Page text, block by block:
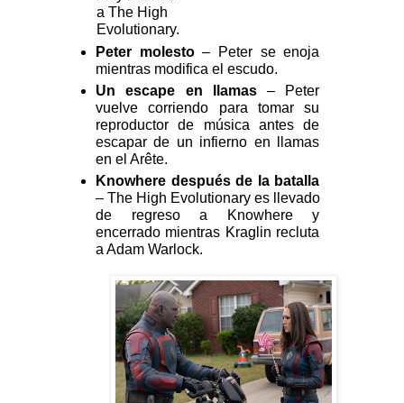
a The High
Evolutionary.
Peter molesto – Peter se enoja
mientras modifica el escudo.
Un escape en llamas – Peter
vuelve corriendo para tomar su
reproductor de música antes de
escapar de un infierno en llamas
en el Arête.
– The High Evolutionary es llevado
de regreso a Knowhere y
encerrado mientras Kraglin recluta
a Adam Warlock.